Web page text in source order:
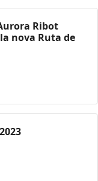
Ribot
nova Ruta de